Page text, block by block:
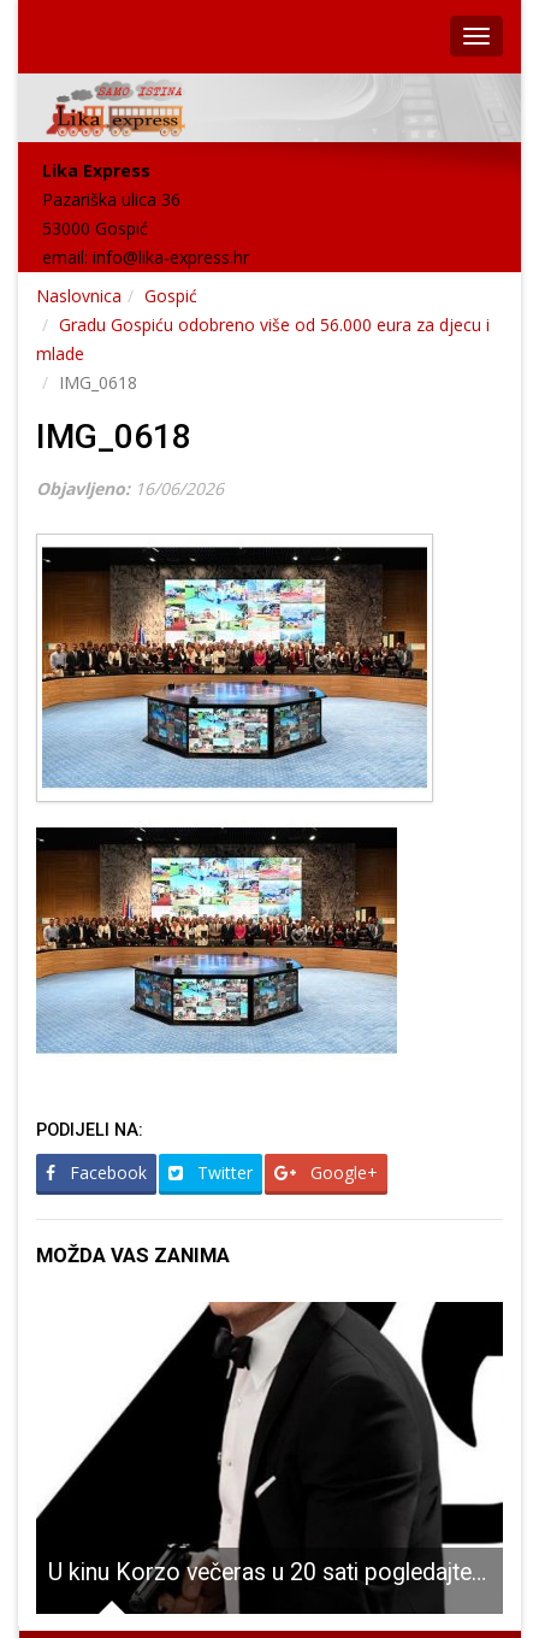
Lika Express
Pazariška ulica 36
53000 Gospić
email: info@lika-express.hr
Naslovnica
Gospić
Gradu Gospiću odobreno više od 56.000 eura za djecu i
mlade
IMG_0618
IMG_0618
Objavljeno: 16/06/2026
PODIJELI NA:
Facebook Twitter Google+
MOŽDA VAS ZANIMA
U kinu Korzo večeras u 20 sati pogledajte najnoviji film o Jamesu Bondu